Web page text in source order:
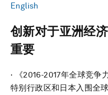
English
创新对于亚洲经
重要
· 《2016-2017年全球竞争
特别行政区和日本入围全